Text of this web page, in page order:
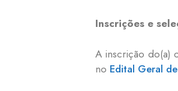
Inscrições e
A inscrição do(a)
no Edital Geral